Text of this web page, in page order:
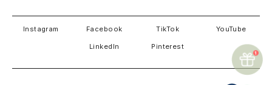
Instagram Facebook TikTok YouTube
LinkedIn Pinterest